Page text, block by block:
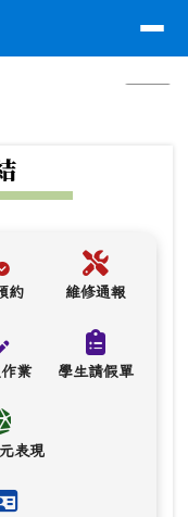
約 維修通報
業 學生請假單
表現